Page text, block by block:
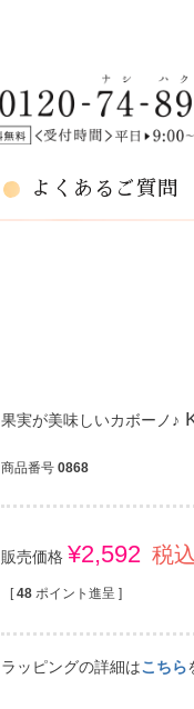
よくあるご質問
果実が美味しいカボーノ♪
商品番号 0868
販売価格 ¥2,592 税込
[ 48 ポイント進呈 ]
ラッピングの詳細はこちら